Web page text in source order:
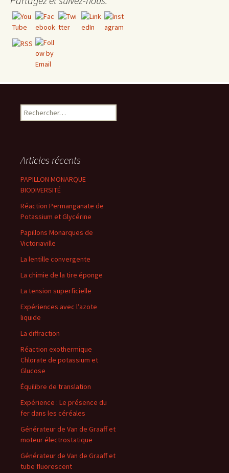
Rechercher :
Articles récents
PAPILLON MONARQUE
BIODIVERSITÉ
Réaction Permanganate de
Potassium et Glycérine
Papillons Monarques de
Victoriaville
La lentille convergente
La chimie de la tire éponge
La tension superficielle
Expériences avec l’azote
liquide
La diffraction
Réaction exothermique
Chlorate de potassium et
Glucose
Équilibre de translation
Expérience : Le présence du
fer dans les céréales
Générateur de Van de Graaff et
moteur électrostatique
Générateur de Van de Graaff et
tube fluorescent